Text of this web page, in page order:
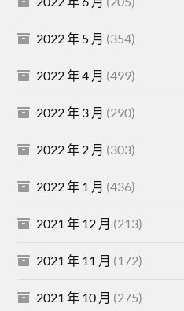
2022 年 5 月 (354)
2022 年 4 月 (499)
2022 年 3 月 (290)
2022 年 2 月 (303)
2022 年 1 月 (436)
2021 年 12 月 (213)
2021 年 11 月 (172)
2021 年 10 月 (275)